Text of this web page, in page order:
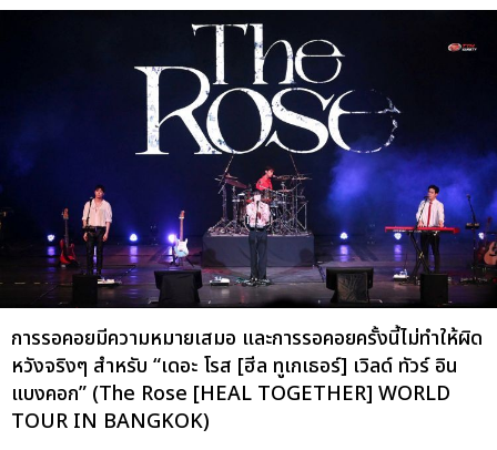
การรอคอยมีความหมายเสมอ และการรอคอยครั้งนี้ไม่ทำให้ผิด
หวังจริงๆ สำหรับ “เดอะ โรส [ฮีล ทูเกเธอร์] เวิลด์ ทัวร์ อิน
แบงคอก” (The Rose [HEAL TOGETHER] WORLD
TOUR IN BANGKOK)